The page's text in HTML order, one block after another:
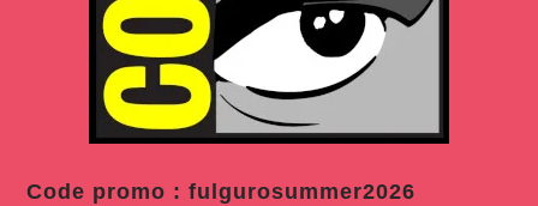
Code promo : fulgurosummer2026